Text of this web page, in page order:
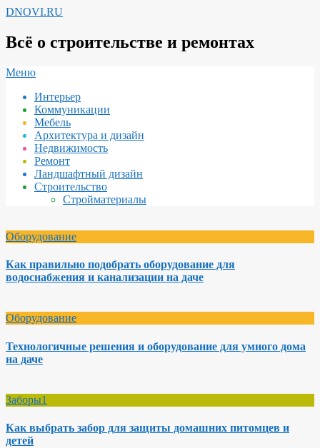
Перейти
содержимому
DNOVI.RU
Всё о строительстве и ремонтах
Вторичное
навигации
Меню
Интерьер
Коммуникации
Мебель
Архитектура и дизайн
Недвижимость
Ремонт
Ландшафтный дизайн
Строительство
Стройматериалы
Оборудование
Как правильно подобрать оборудование для
водоснабжения и канализации на даче
Оборудование
Технологичные решения и оборудование для умного дома
на даче
Заборы1
Как выбрать забор для защиты домашних питомцев и
детей